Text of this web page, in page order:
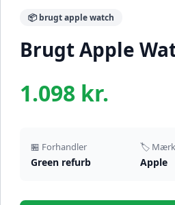
📦 brugt apple watch
Brugt Apple
1.098 kr.
🏪 Forhandler
Green refurb
🏷️
Apple